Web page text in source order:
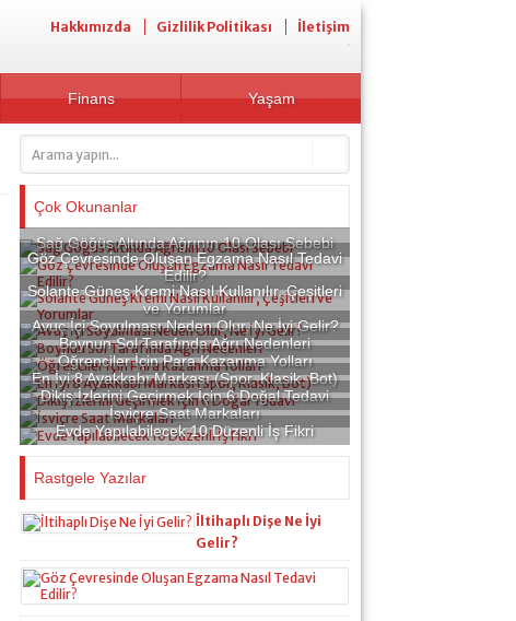
Hakkımızda Gizlilik Politikası İletişim
Finans Yaşam
Çok Okunanlar
Sağ Göğüs Altında Ağrının 10 Olası Sebebi
Göz Çevresinde Oluşan Egzama Nasıl Tedavi
Edilir?
Solante Güneş Kremi Nasıl Kullanılır, Çeşitleri
ve Yorumlar
Avuç İçi Soyulması Neden Olur, Ne İyi Gelir?
Boynun Sol Tarafında Ağrı Nedenleri
Öğrenciler İçin Para Kazanma Yolları
En İyi 8 Ayakkabı Markası (Spor, Klasik, Bot)
Dikiş İzlerini Geçirmek İçin 6 Doğal Tedavi
İsviçre Saat Markaları
Evde Yapılabilecek 10 Düzenli İş Fikri
Rastgele Yazılar
İltihaplı Dişe Ne İyi
Gelir?